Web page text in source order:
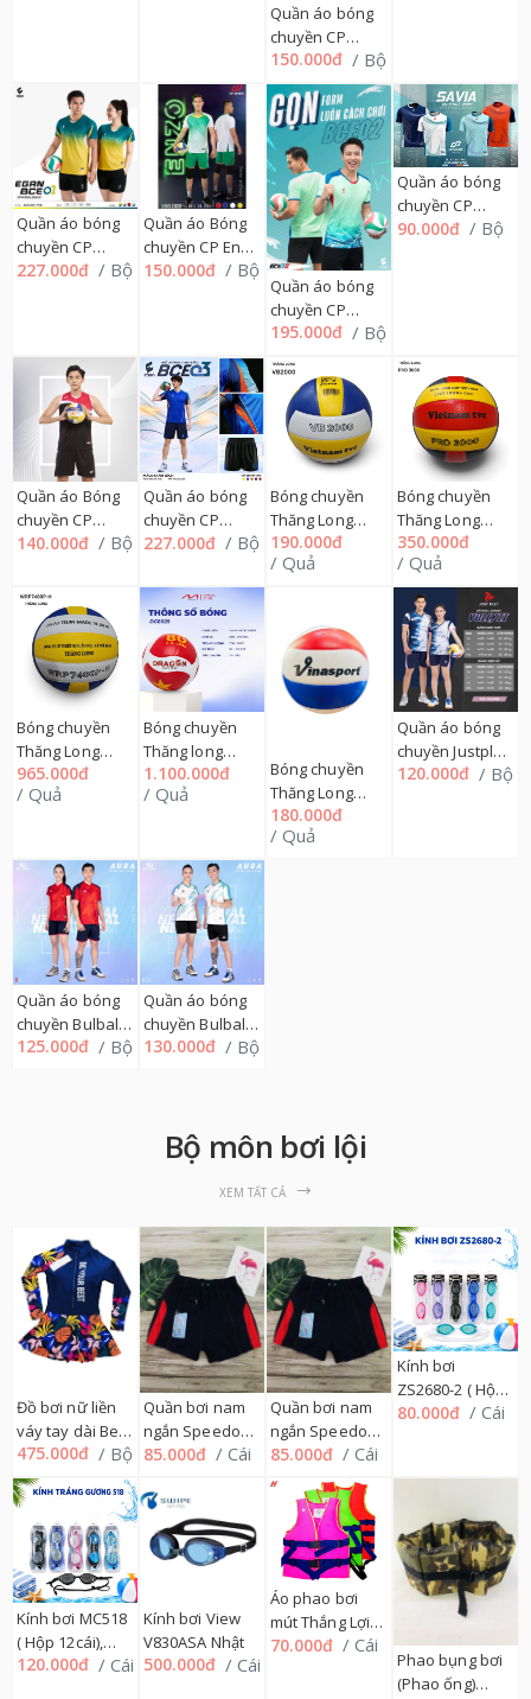
Quần áo bóng
chuyền CP
Zentiga nam +
nữ M=>2XL
01CP
150.000đ / Bộ
Quần áo bóng
chuyền CP
EGAN BCE01,
227.000đ / Bộ
Quần áo Bóng
chuyền CP Enzo
nam+ nữ
150.000đ / Bộ
Quần áo bóng
chuyền CP
EGAN BCE02,
M=>2XL 01CP
195.000đ / Bộ
Quần áo bóng
chuyền CP
SAVIA nam + nữ
90.000đ / Bộ
Quần áo Bóng
chuyền CP
Symphony nam
01CP
140.000đ / Bộ
Quần áo bóng
chuyền CP
EGAN BCE03,
227.000đ / Bộ
Bóng chuyền
Thăng Long
VB2000 Cty
Thiết Bị Giáo
190.000đ
/ Quả
Bóng chuyền
Thăng Long
PRO3000 Cty
Thiết Bị Giáo
Dục, 299TL
350.000đ
/ Quả
Bóng chuyền
Thăng Long
WRP7400P-H
Cty Thiết Bị Giáo
965.000đ
/ Quả
Bóng chuyền
Thăng long
DG8029
DRAGON
1.100.000đ
/ Quả
Bóng chuyền
Thăng Long
VB5050 xoáy
PVC, 39TL'''
180.000đ
/ Quả
Quần áo bóng
chuyền Justplay
VOLLY 2,
120.000đ / Bộ
Quần áo bóng
chuyền Bulbal
AURA BC03 nam
125.000đ / Bộ
Quần áo bóng
chuyền Bulbal
AURA BC03 nữ ,
130.000đ / Bộ
Bộ môn bơi lội
XEM TẤT CẢ
Đồ bơi nữ liền
váy tay dài Be
Your Best
2X=>6XL,
30B956
475.000đ / Bộ
Quần bơi nam
ngắn Speedo
056, 3XL - 32QB
85.000đ / Cái
Quần bơi nam
ngắn Speedo
056, 4XL- 32QB
85.000đ / Cái
Kính bơi
ZS2680-2 ( Hộp
12cái), 306K
80.000đ / Cái
Kính bơi MC518
( Hộp 12cái),
306K
120.000đ / Cái
Kính bơi View
V830ASA Nhật
500.000đ / Cái
Áo phao bơi
mút Thắng Lợi
Số 4, 46TL
70.000đ / Cái
Phao bụng bơi
(Phao ống)